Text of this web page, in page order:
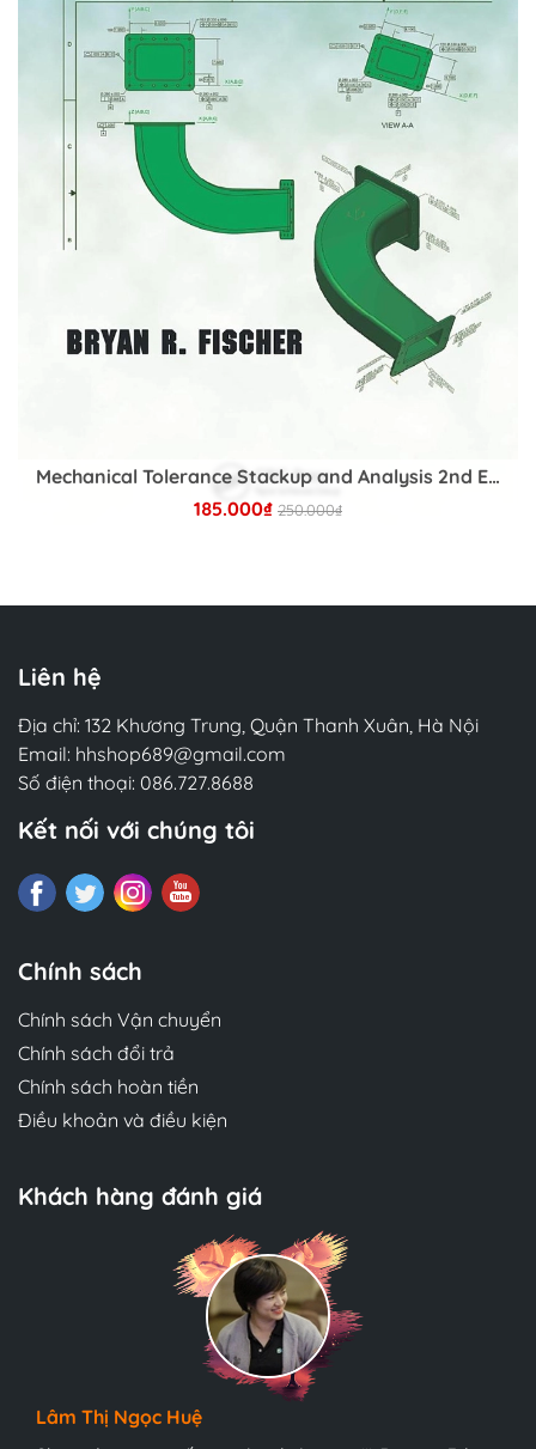
Mechanical Tolerance Stackup and Analysis 2nd Edition
185.000₫ 250.000₫
Liên hệ
Địa chỉ: 132 Khương Trung, Quận Thanh Xuân, Hà Nội
Email: hhshop689@gmail.com
Số điện thoại: 086.727.8688
Kết nối với chúng tôi
Chính sách
Chính sách Vận chuyển
Chính sách đổi trả
Chính sách hoàn tiền
Điều khoản và điều kiện
Khách hàng đánh giá
Đóng gói cẩn thận, chất lượng in và giấy ok lắm.
Mua sách in lại này cũng không khác sách chính
Lâm Thị Ngọc Huệ
Gia Hân